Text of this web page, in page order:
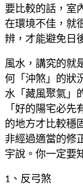
要比較的話，室
在環境不佳，就
辨，才能避免日
風水，講究的就
何「沖煞」的狀
水「藏風聚氣」
「好的陽宅必
的地方才比較穩
非經過適當的修
宇說。 你一定要
1 、反弓煞